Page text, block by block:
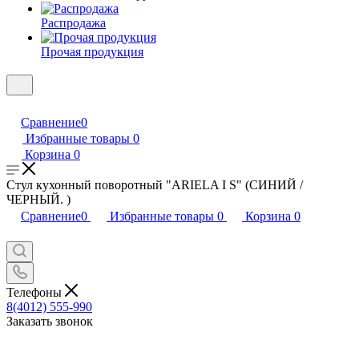
Распродажа
Прочая продукция
Сравнение0
Избранные товары 0
Корзина 0
Стул кухонный поворотный "ARIELA I S" (СИНИЙ /
ЧЕРНЫЙ. )
Сравнение0 Избранные товары 0 Корзина 0
Телефоны
8(4012) 555-990
Заказать звонок